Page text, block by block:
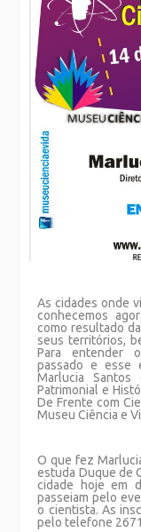
As cidades onde
conhecemos
como resultado
seus territórios,
Para entender
passado e esse
Marlucia
Patrimonial e
De Frente com
Museu Ciência e
O que fez
estuda Duque de
cidade hoje em
passeiam pelo
o cientista. As
pelo telefone